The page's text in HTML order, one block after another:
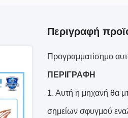
Περιγραφή
Προγραμματίσημο
ΠΕΡΙΓΡΑΦΗ
1. Αυτή η μηχανή θα
σημείων σφυγμού